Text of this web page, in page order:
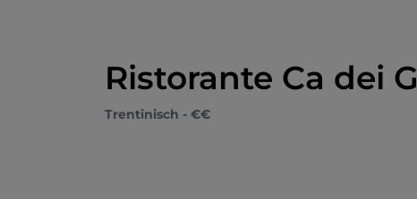
Ristorante Ca dei
Trentinisch - €€